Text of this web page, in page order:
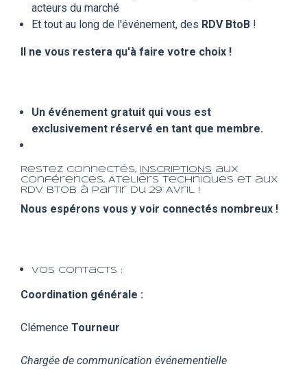
acteurs du marché
Et tout au long de l'événement, des RDV BtoB !
Il ne vous restera qu'à faire votre choix !
Un événement gratuit qui vous est
exclusivement réservé en tant que membre.
Restez connectés, INSCRIPTIONS aux
Conférences, Ateliers Techniques et aux
RDV BtoB à partir du 29 Avril !
Nous espérons vous y voir connectés nombreux !
Vos contacts :
Coordination générale :
Clémence Tourneur
Chargée de communication événementielle